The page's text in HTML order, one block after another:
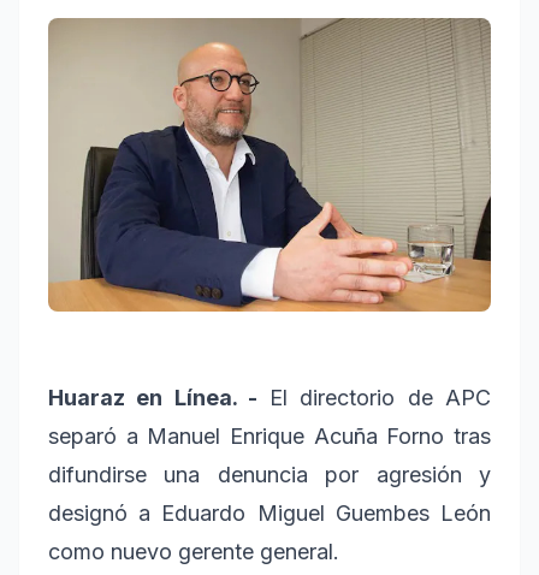
Huaraz en Línea. -
El directorio de APC
separó a Manuel Enrique Acuña Forno tras
difundirse una denuncia por agresión y
designó a Eduardo Miguel Guembes León
como nuevo gerente general.